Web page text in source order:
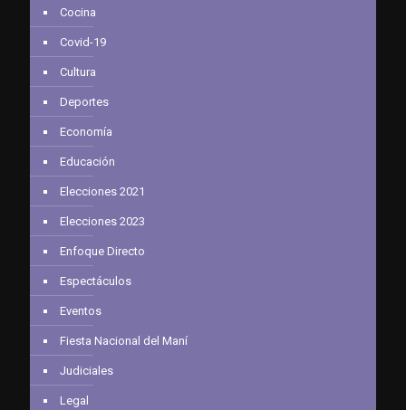
Cocina
Covid-19
Cultura
Deportes
Economía
Educación
Elecciones 2021
Elecciones 2023
Enfoque Directo
Espectáculos
Eventos
Fiesta Nacional del Maní
Judiciales
Legal